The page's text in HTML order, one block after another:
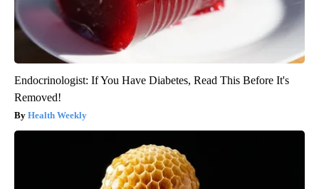
Endocrinologist: If You Have Diabetes, Read This Before It's
Removed!
Health Weekly